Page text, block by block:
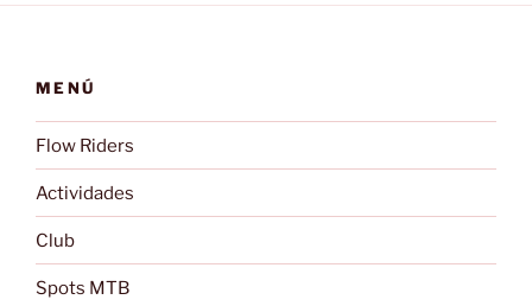
MENÚ
Flow Riders
Actividades
Club
Spots MTB